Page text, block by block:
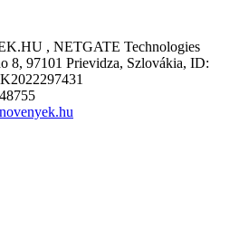
, NETGATE Technologies
8, 97101 Prievidza, Szlovákia, ID: